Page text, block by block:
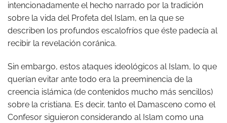
intencionadamente el hecho narrado por la tradición
sobre la vida del Profeta del Islam, en la que se
describen los profundos escalofríos que éste padecía al
recibir la revelación coránica.
Sin embargo, estos ataques ideológicos al Islam, lo que
querían evitar ante todo era la preeminencia de la
creencia islámica (de contenidos mucho más sencillos)
sobre la cristiana. Es decir, tanto el Damasceno como el
Confesor siguieron considerando al Islam como una